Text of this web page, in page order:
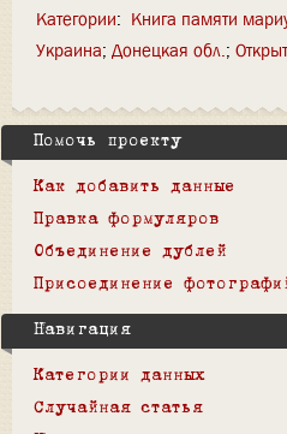
Категории: Книга памяти
Украина Донецкая обл.
Помочь проекту
Как добавить данные
Правка формуляров
Объединение дублей
Присоединение
Навигация
Категории данных
Случайная статья